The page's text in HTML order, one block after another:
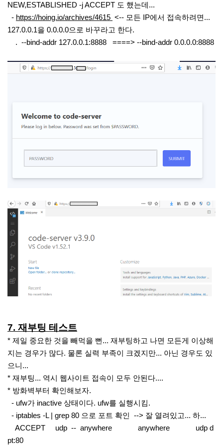
NEW,ESTABLISHED -j ACCEPT 도 했는데...
- https://hoing.io/archives/4615 <-- 모든 IP에서 접속하려면...
127.0.0.1을 0.0.0.0으로 바꾸라고 한다.
. --bind-addr 127.0.0.1:8888 ====> --bind-addr 0.0.0.0:8888
7. 재부팅 테스트
* 제일 중요한 것을 빼먹을 뻔... 재부팅하고 나면 모든게 이상해
지는 경우가 많다. 물론 실력 부족이 크겠지만... 아닌 경우도 있
으니...
* 재부팅... 역시 웹사이트 접속이 모두 안된다....
* 방화벽부터 확인해보자.
- ufw가 inactive 상태이다. ufw를 실행시킴.
- iptables -L | grep 80 으로 포트 확인 --> 잘 열려있고... 하...
ACCEPT udp -- anywhere anywhere udp d
pt:80